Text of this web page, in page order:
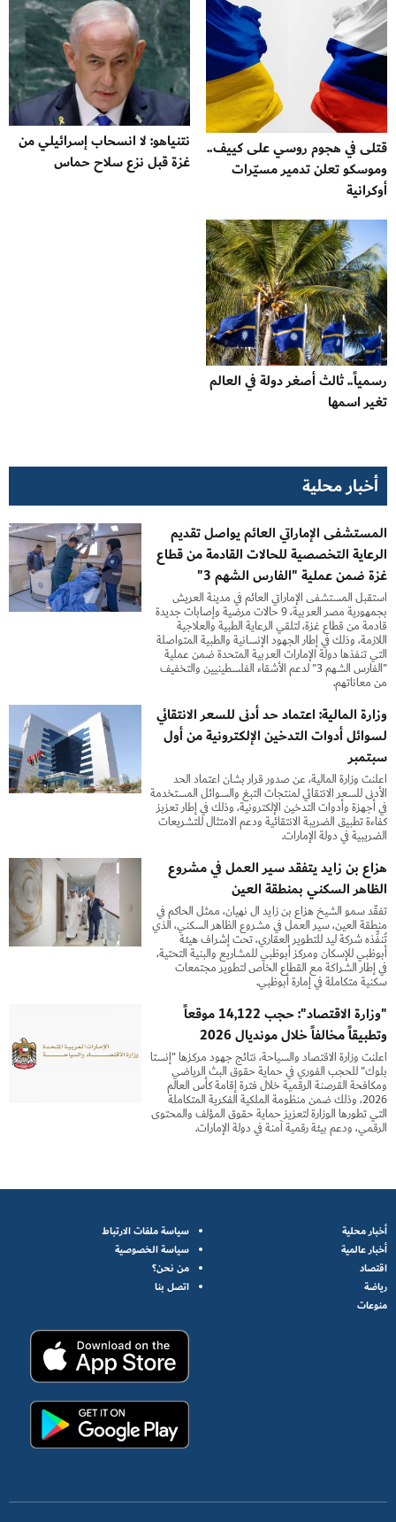
قتلى في هجوم روسي على كييف..
وموسكو تعلن تدمير مسيّرات
أوكرانية
نتنياهو: لا انسحاب إسرائيلي من
غزة قبل نزع سلاح حماس
رسمياً.. ثالث أصغر دولة في العالم
تغير اسمها
أخبار محلية
المستشفى الإماراتي العائم يواصل تقديم
الرعاية التخصصية للحالات القادمة من قطاع
غزة ضمن عملية "الفارس الشهم 3"
استقبل المستشفى الإماراتي العائم في مدينة العريش
بجمهورية مصر العربية، 9 حالات مرضية وإصابات جديدة
قادمة من قطاع غزة، لتلقي الرعاية الطبية والعلاجية
اللازمة، وذلك في إطار الجهود الإنسانية والطبية المتواصلة
التي تنفذها دولة الإمارات العربية المتحدة ضمن عملية
"الفارس الشهم 3" لدعم الأشقاء الفلسطينيين والتخفيف
من معاناتهم.
وزارة المالية: اعتماد حد أدنى للسعر الانتقائي
لسوائل أدوات التدخين الإلكترونية من أول
سبتمبر
أعلنت وزارة المالية، عن صدور قرار بشأن اعتماد الحد
الأدنى للسعر الانتقائي لمنتجات التبغ والسوائل المستخدمة
في أجهزة وأدوات التدخين الإلكترونية، وذلك في إطار تعزيز
كفاءة تطبيق الضريبة الانتقائية ودعم الامتثال للتشريعات
الضريبية في دولة الإمارات.
هزاع بن زايد يتفقد سير العمل في مشروع
الظاهر السكني بمنطقة العين
تفقَّد سمو الشيخ هزاع بن زايد آل نهيان، ممثل الحاكم في
منطقة العين، سير العمل في مشروع الظاهر السكني، الذي
تُنفِّذه شركة ليد للتطوير العقاري، تحت إشراف هيئة
أبوظبي للإسكان ومركز أبوظبي للمشاريع والبنية التحتية،
في إطار الشراكة مع القطاع الخاص لتطوير مجتمعات
سكنية متكاملة في إمارة أبوظبي.
"وزارة الاقتصاد": حجب 14,122 موقعاً
وتطبيقاً مخالفاً خلال مونديال 2026
أعلنت وزارة الاقتصاد والسياحة، نتائج جهود مركزها "إنستا
بلوك" للحجب الفوري في حماية حقوق البث الرياضي
ومكافحة القرصنة الرقمية خلال فترة إقامة كأس العالم
2026، وذلك ضمن منظومة الملكية الفكرية المتكاملة
التي تطورها الوزارة لتعزيز حماية حقوق المؤلف والمحتوى
الرقمي، ودعم بيئة رقمية آمنة في دولة الإمارات.
أخبار محلية
أخبار عالمية
اقتصاد
رياضة
منوعات
سياسة ملفات الارتباط
سياسة الخصوصية
من نحن؟
اتصل بنا